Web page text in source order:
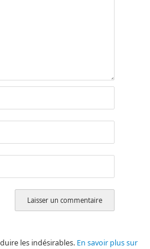
les indésirables. En savoir plus sur